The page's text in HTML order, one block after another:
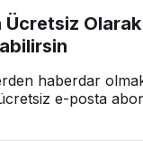
Ücretsiz
haberdar
e-posta